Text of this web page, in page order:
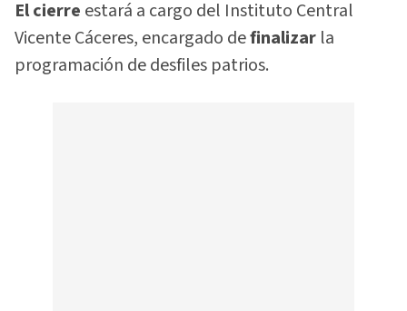
El cierre estará a cargo del Instituto Central
Vicente Cáceres, encargado definalizar la
programación de desfiles patrios.